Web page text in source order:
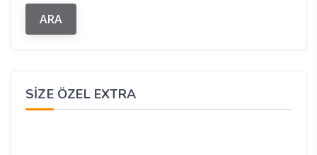
SIZE ÖZEL EXTRA